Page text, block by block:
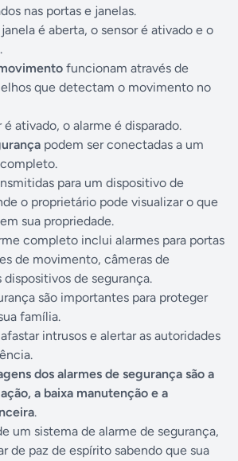
nas portas e janelas.
é aberta, o sensor é ativado e o
funcionam através de
que detectam o movimento no
ativado, o alarme é disparado.
podem ser conectadas a um
para um dispositivo de
o proprietário pode visualizar o que
sua propriedade.
completo inclui alarmes para portas
de movimento, câmeras de
dispositivos de segurança.
são importantes para proteger
família.
intrusos e alertar as autoridades
dos alarmes de segurança são a
a baixa manutenção e a
.
um sistema de alarme de segurança,
de paz de espírito sabendo que sua